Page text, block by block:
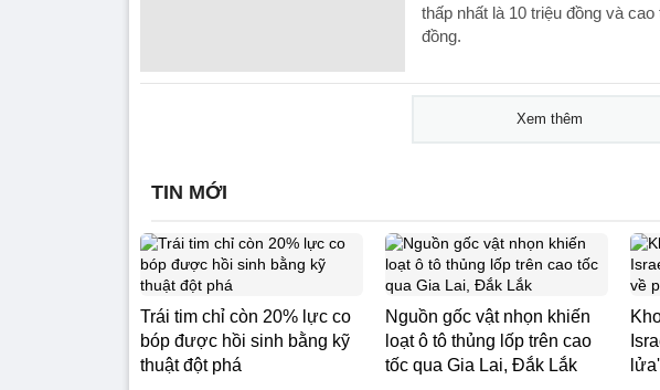
thấp nhất là 10 triệu đồng và
đồng.
Xem thêm
TIN MỚI
Trái tim chỉ còn 20% lực co
bóp được hồi sinh bằng kỹ
thuật đột phá
Nguồn gốc vật nhọn khiến
loạt ô tô thủng lốp trên cao
tốc qua Gia Lai, Đắk Lắk